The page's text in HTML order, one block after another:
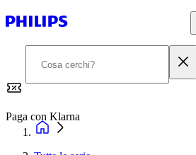
Paga con Klarna